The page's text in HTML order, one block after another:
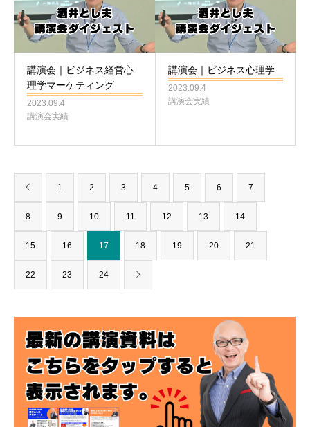
講演会｜ビジネス経営心
理学マーケティング
2023.09.4
講演会実績
講演会｜ビジネス心理学
2023.09.4
講演会実績
1 2 3 4 5 6 7
8 9 10 11 12 13 14
15 16 17 18 19 20 21
22 23 24